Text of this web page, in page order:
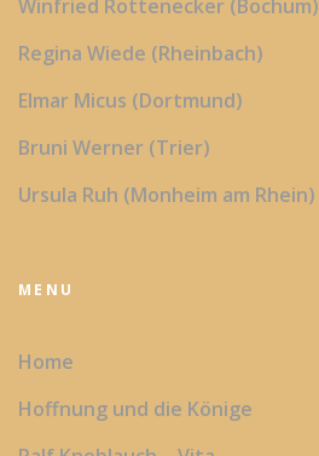
Winfried Rottenecker (Bochum)
Regina Wiede (Rheinbach)
Elmar Micus (Dortmund)
Bruni Werner (Trier)
Ursula Ruh (Monheim am Rhein)
MENU
Home
Hoffnung und die Könige